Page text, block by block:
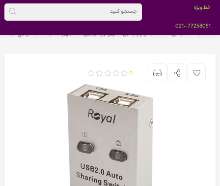
خط ویژه
77258051
-021
خانه
دسته بندی کالاها لوازم جانبی کامپیوتر و موبایل تجهیزات شبکه سوئیچ شبکه
0